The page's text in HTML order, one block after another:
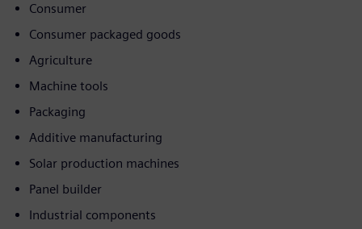
Consumer
Consumer packaged goods
Agriculture
Machine tools
Packaging
Additive manufacturing
Solar production machines
Panel builder
Industrial components